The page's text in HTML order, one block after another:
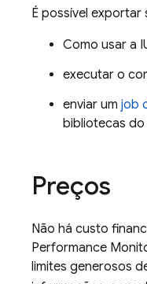
É possível exportar
Como usar a
executar o
enviar um job
bibliotecas do
Preços
Não há custo
Performance
limites generosos